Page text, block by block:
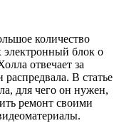
количество
блок о
отвечает за
В статье
для чего он нужен,
ремонт своими